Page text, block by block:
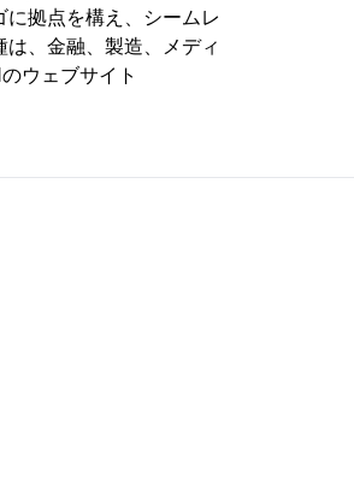
拠点を構え、シームレ
、金融、製造、メディ
ウェブサイト